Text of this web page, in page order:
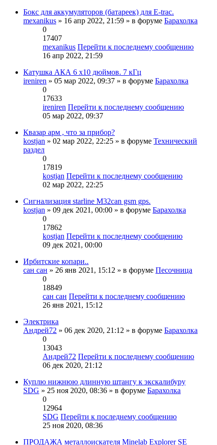
Бокс для аккумуляторов (батареек) для E-trac.
mexanikus » 16 апр 2022, 21:59 » в форуме Барахолка
0
17407
mexanikus Перейти к последнему сообщению
16 апр 2022, 21:59
Катушка АКА 6 x10 дюймов. 7 кГц
ireniren » 05 мар 2022, 09:37 » в форуме Барахолка
0
17633
ireniren Перейти к последнему сообщению
05 мар 2022, 09:37
Квазар арм , что за прибор?
kostjan » 02 мар 2022, 22:25 » в форуме Технический
раздел
0
17819
kostjan Перейти к последнему сообщению
02 мар 2022, 22:25
Сигнализация starline M32can gsm gps.
kostjan » 09 дек 2021, 00:00 » в форуме Барахолка
0
17862
kostjan Перейти к последнему сообщению
09 дек 2021, 00:00
Ирбитские копари..
сан сан » 26 янв 2021, 15:12 » в форуме Песочница
0
18849
сан сан Перейти к последнему сообщению
26 янв 2021, 15:12
Электрика
Андрей72 » 06 дек 2020, 21:12 » в форуме Барахолка
0
13043
Андрей72 Перейти к последнему сообщению
06 дек 2020, 21:12
Куплю нижнюю длинную штангу к экскалибуру
SDG » 25 ноя 2020, 08:36 » в форуме Барахолка
0
12964
SDG Перейти к последнему сообщению
25 ноя 2020, 08:36
ПРОДАЖА металлоискателя Minelab Explorer SE